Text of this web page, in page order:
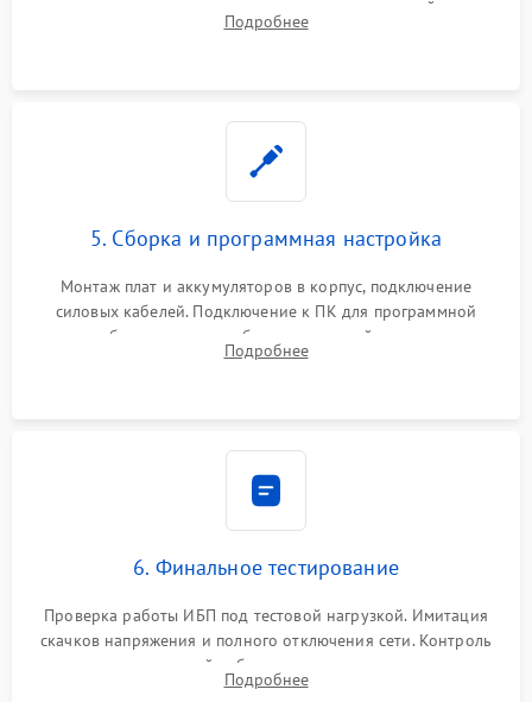
цепи зарядки и монтаж новых радиодеталей.
Восстановление поврежденных токоведущих дорожек и
Подробнее
5. Сборка и программная настройка
Монтаж плат и аккумуляторов в корпус, подключение
силовых кабелей. Подключение к ПК для программной
калибровки констант батареи, настройки порогов
срабатывания AVR и сброса счетчиков старения АКБ.
Подробнее
6. Финальное тестирование
Проверка работы ИБП под тестовой нагрузкой. Имитация
скачков напряжения и полного отключения сети. Контроль
времени автономной работы, температурного режима и
корректности формы выходного сигнала.
Подробнее